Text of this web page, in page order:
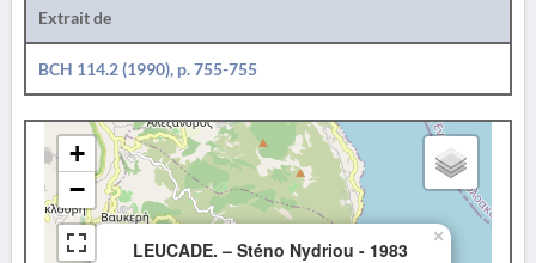
Extrait de
BCH 114.2 (1990), p. 755-755
LEUCADE. – Sténo Nydriou - 1983
×
+
−